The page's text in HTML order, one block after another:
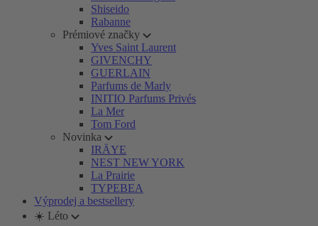
Shiseido
Rabanne
Prémiové značky
Yves Saint Laurent
GIVENCHY
GUERLAIN
Parfums de Marly
INITIO Parfums Privés
La Mer
Tom Ford
Novinka
IRÄYE
NEST NEW YORK
La Prairie
TYPEBEA
Výprodej a bestsellery
☀️ Léto